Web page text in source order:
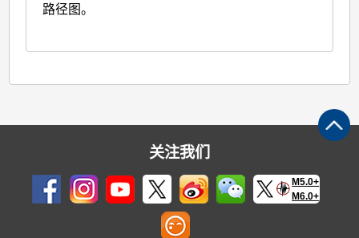
路径图。
关注我们
M5.0+
M6.0+